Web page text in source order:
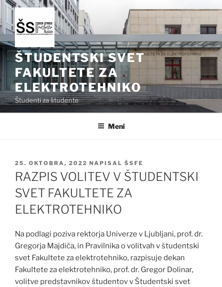
Skoči
na
vsebino
ŠTUDENTSKI SVET
FAKULTETE ZA
ELEKTROTEHNIKO
Študenti za študente
Meni
OBJAVLJENO
DNE
25. OKTOBRA, 2022 NAPISAL ŠSFE
RAZPIS VOLITEV V ŠTUDENTSKI
SVET FAKULTETE ZA
ELEKTROTEHNIKO
Na podlagi poziva rektorja Univerze v Ljubljani, prof. dr.
Gregorja Majdiča, in Pravilnika o volitvah v študentski
svet Fakultete za elektrotehniko, razpisuje dekan
Fakultete za elektrotehniko, prof. dr. Gregor Dolinar,
volitve predstavnikov študentov v Študentski svet